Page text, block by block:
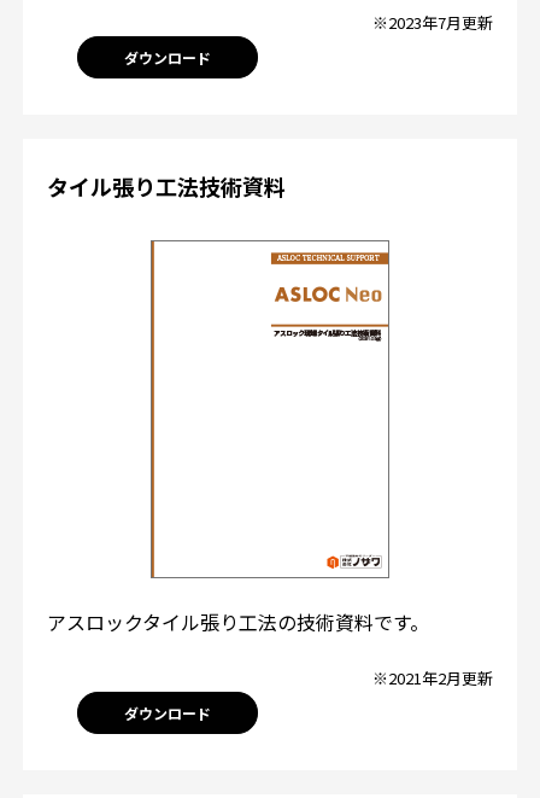
※2023年7月更新
ダウンロード
タイル張り工法技術資料
アスロックタイル張り工法の技術資料です。
※2021年2月更新
ダウンロード